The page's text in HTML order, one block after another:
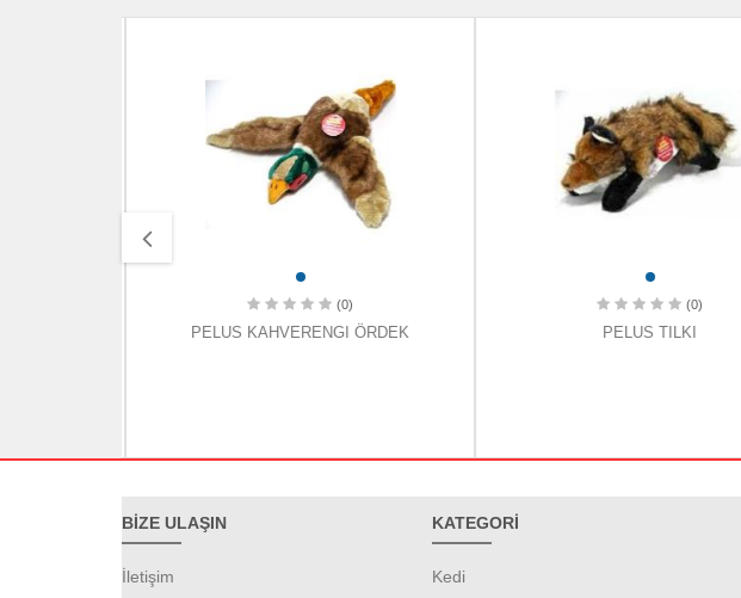
(0)
PELUS KAHVERENGI ÖRDEK
(0)
PELUS TILKI
BİZE ULAŞIN
İletişim
KATEGORİ
Kedi